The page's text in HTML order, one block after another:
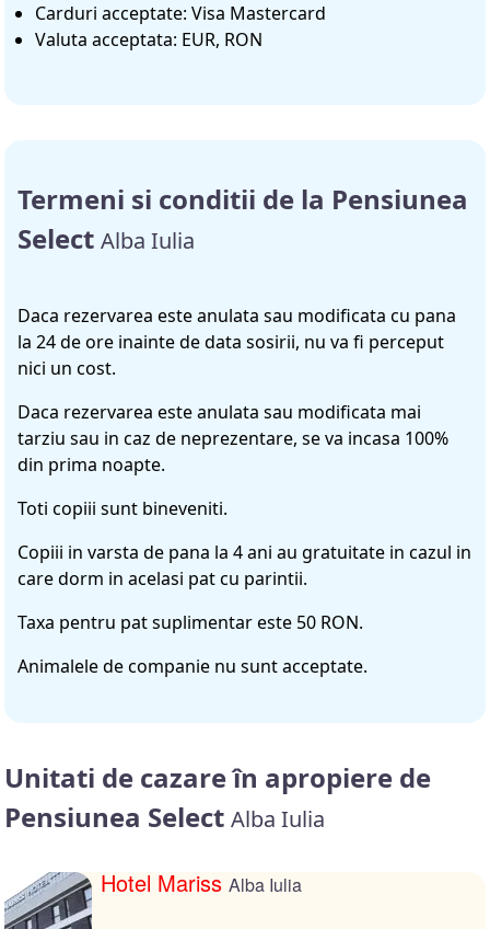
Carduri acceptate: Visa Mastercard
Valuta acceptata: EUR, RON
Termeni si conditii de la Pensiunea
Select Alba Iulia
Daca rezervarea este anulata sau modificata cu pana
la 24 de ore inainte de data sosirii, nu va fi perceput
nici un cost.
Daca rezervarea este anulata sau modificata mai
tarziu sau in caz de neprezentare, se va incasa 100%
din prima noapte.
Toti copiii sunt bineveniti.
Copiii in varsta de pana la 4 ani au gratuitate in cazul in
care dorm in acelasi pat cu parintii.
Taxa pentru pat suplimentar este 50 RON.
Animalele de companie nu sunt acceptate.
Unitati de cazare în apropiere de
Pensiunea Select Alba Iulia
Hotel Mariss Alba Iulia